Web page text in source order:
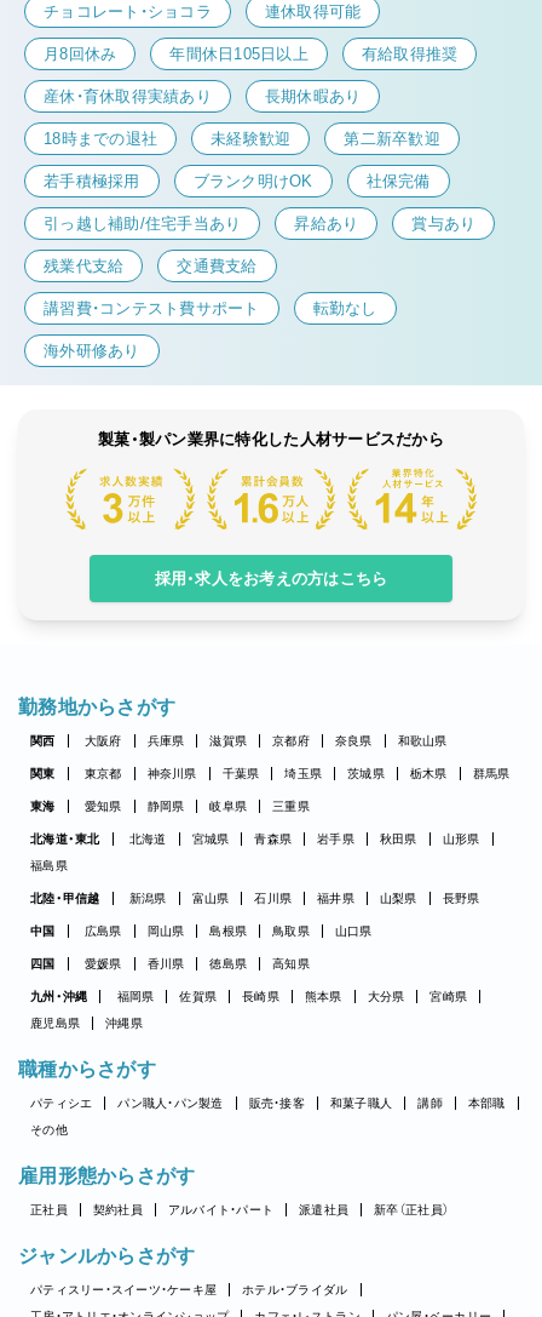
チョコレート・ショコラ 連休取得可能
月8回休み 年間休日105日以上 有給取得推奨
産休・育休取得実績あり 長期休暇あり
18時までの退社 未経験歓迎 第二新卒歓迎
若手積極採用 ブランク明けOK 社保完備
引っ越し補助/住宅手当あり 昇給あり 賞与あり
残業代支給 交通費支給
講習費・コンテスト費サポート 転勤なし
海外研修あり
製菓・製パン業界に特化した人材サービスだから
採用・求人をお考えの方はこちら
勤務地からさがす
関西 大阪府 兵庫県 滋賀県 京都府 奈良県 和歌山県
関東 東京都 神奈川県 千葉県 埼玉県 茨城県 栃木県 群馬県
東海 愛知県 静岡県 岐阜県 三重県
北海道・東北 北海道 宮城県 青森県 岩手県 秋田県
山形県
福島県
北陸・甲信越 新潟県 富山県 石川県 福井県 山梨県 長野県
中国 広島県 岡山県 島根県 鳥取県 山口県
四国 愛媛県 香川県 徳島県 高知県
九州・沖縄 福岡県 佐賀県 長崎県 熊本県 大分県
宮崎県
鹿児島県
沖縄県
職種からさがす
パティシエ パン職人・パン製造 販売・接客 和菓子職人 講師
本部職
その他
雇用形態からさがす
正社員 契約社員 アルバイト・パート 派遣社員 新卒（正社員）
ジャンルからさがす
パティスリー・スイーツ・ケーキ屋
ホテル・ブライダル